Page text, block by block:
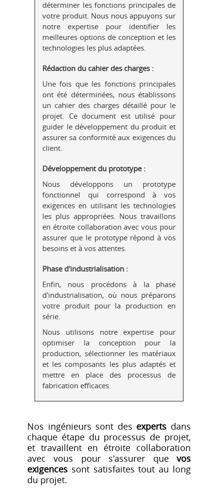
déterminer les fonctions principales de
votre produit. Nous nous appuyons sur
notre expertise pour identifier les
meilleures options de conception et les
technologies les plus adaptées.
Rédaction du cahier des charges :
Une fois que les fonctions principales
ont été déterminées, nous établissons
un cahier des charges détaillé pour le
projet. Ce document est utilisé pour
guider le développement du produit et
assurer sa conformité aux exigences du
client.
Développement du prototype :
Nous développons un prototype
fonctionnel qui correspond à vos
exigences en utilisant les technologies
les plus appropriées. Nous travaillons
en étroite collaboration avec vous pour
assurer que le prototype répond à vos
besoins et à vos attentes.
Phase d'industrialisation :
Enfin, nous procédons à la phase
d'industrialisation, où nous préparons
votre produit pour la production en
série.
Nous utilisons notre expertise pour
optimiser la conception pour la
production, sélectionner les matériaux
et les composants les plus adaptés et
mettre en place des processus de
fabrication efficaces.
Nos ingénieurs sont des experts dans
chaque étape du processus de projet,
et travaillent en étroite collaboration
avec vous pour s'assurer que vos
exigences sont satisfaites tout au long
du projet.